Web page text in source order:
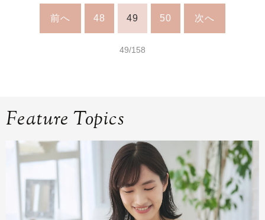
前へ 48 49 50 次へ
49/158
Feature Topics